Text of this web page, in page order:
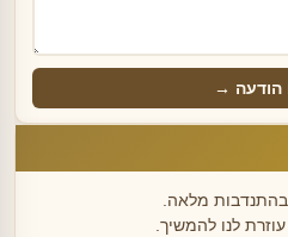
→
מלאה.
לנו להמשיך.